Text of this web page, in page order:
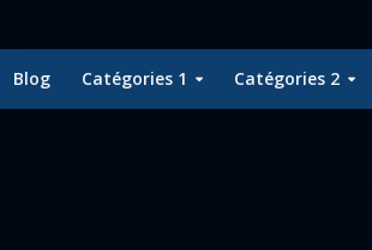
Blog Catégories 1 Catégories 2